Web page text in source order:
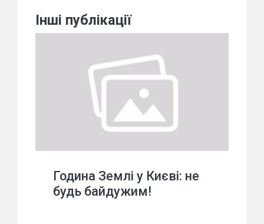
Інші публікації
Година Землі у Києві: не
будь байдужим!